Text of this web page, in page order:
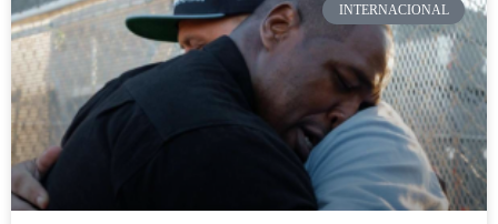
INTERNACIONAL